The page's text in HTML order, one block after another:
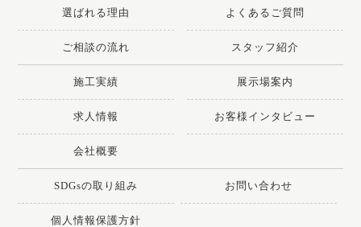
選ばれる理由 よくあるご質問
ご相談の流れ スタッフ紹介
施工実績 展示場案内
求人情報 お客様インタビュー
会社概要
SDGsの取り組み お問い合わせ
個人情報保護方針